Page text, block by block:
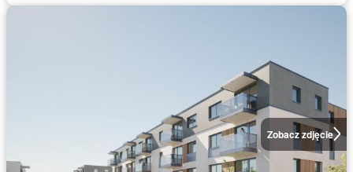
Zobacz zdjęcie